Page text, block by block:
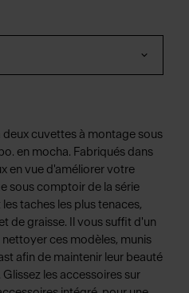
deux cuvettes à montage sous
en mocha. Fabriqués dans
en vue d'améliorer votre
sous comptoir de la série
taches les plus tenaces,
de graisse. Il vous suffit d'un
ces modèles, munis
afin de maintenir leur beauté
les accessoires sur